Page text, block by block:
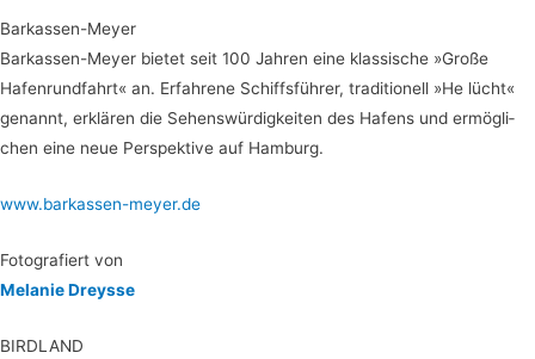
Bar­kas­sen-Mey­er
Bar­kas­sen-Mey­er bie­tet seit 100 Jah­ren eine klas­si­sche »Gro­ße
Hafen­rund­fahrt« an. Erfah­re­ne Schiffs­füh­rer, tra­di­tio­nell »He lücht«
genannt, erklä­ren die Sehens­wür­dig­kei­ten des Hafens und ermög­li­
chen eine neue Per­spek­ti­ve auf Hamburg.
www.barkassen-meyer.de
Foto­gra­fiert von
Mela­nie Dreysse
BIRD­LAND